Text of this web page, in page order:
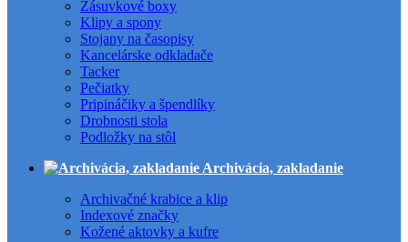
Zásuvkové boxy
Klipy a spony
Stojany na časopisy
Kancelárske odkladače
Tacker
Pečiatky
Pripináčiky a špendlíky
Drobnosti stola
Podložky na stôl
Archivácia, zakladanie
Archivačné krabice a klip
Indexové značky
Kožené aktovky a kufre